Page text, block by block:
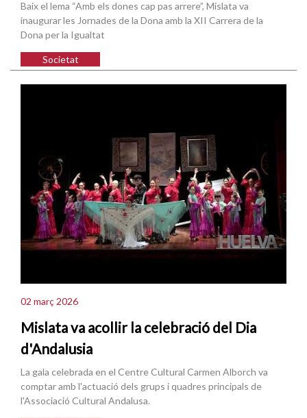
Baix el lema “Amb els dones cap pas arrere”, Mislata va
inaugurar les Jornades de la Dona amb la XII Carrera de la
Dona per la Igualtat
Societat
02 març 2026
Mislata va acollir la celebració del Dia
d'Andalusia
La gala celebrada en el Centre Cultural Carmen Alborch va
comptar amb l'actuació dels grups i quadres principals de
l'Associació Cultural Andalusa.